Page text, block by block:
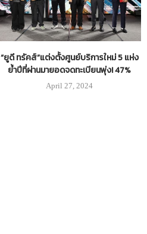
“ยูดี ทรัคส์”แต่งตั้งศูนย์บริการใหม่ 5 แห่ง
ย้ำปีที่ผ่านมายอดจดทะเบียนพุ่ง! 47%
April 27, 2024